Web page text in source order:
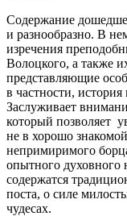
Содержание
и разнообразно. В
изречения
Волоцкого, а также
представляющие
в частности,
Заслуживает
который позволяет
не в хорошо
непримиримого
опытного духовного
содержатся
поста, о силе
чудесах.